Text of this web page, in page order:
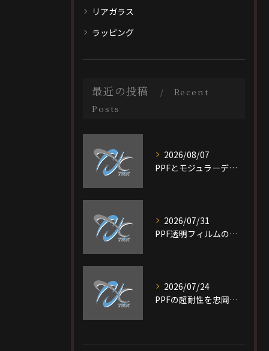
リアガラス
ラッピング
最近の投稿
Recent
Posts
2026/08/07
PPFとモジュラーデザイン施工を大阪府大阪市旭区で選ぶ際の比較ポイントと最適なプラン選び完全ガイド
2026/07/31
PPF透明フィルムの特徴と費用相場を短時間で理解し愛車を守る選び方ガイド
2026/07/24
PPFの超耐性を忠岡町で実現する大阪府泉北郡で後悔しない施工ガイド